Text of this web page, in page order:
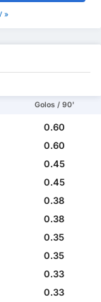
»
Golos / 90'
0.60
0.60
0.45
0.45
0.38
0.38
0.35
0.35
0.33
0.33